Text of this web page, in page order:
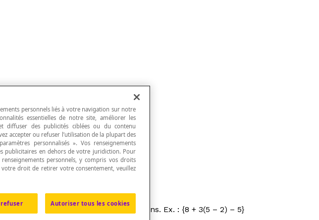
symbole de groupement d’opérations. Ex. : {8 + 3(5 – 2) – 5}
personnels liés à votre navigation sur notre
essentielles de notre site, améliorer les
diffuser des publicités ciblées ou du contenu
accepter ou refuser l’utilisation de la plupart des
personnalisés ». Vos renseignements
publicitaires en dehors de votre juridiction. Pour
personnels, y compris vos droits
votre droit de retirer votre consentement, veuillez
Autoriser tous les cookies